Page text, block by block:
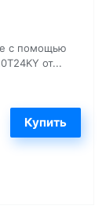
с помощью
от...